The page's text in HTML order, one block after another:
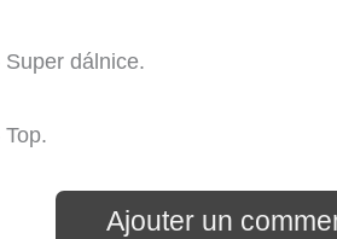
Super dálnice.
Top.
Ajouter un